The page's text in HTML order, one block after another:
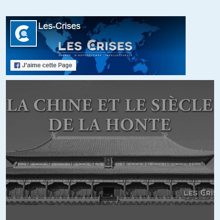
un nouveau 1929…
Patrick// 22.08.2020 à 16h10
En 1929, le chaos est venu des interventions à contre temps
désordonnées des banques centrales depuis 2009.
+1
Lois-economiques//22.08.2020 à 16h20
Patrick,
Le libéralisme a échoué, c’est incontestable est quasiment